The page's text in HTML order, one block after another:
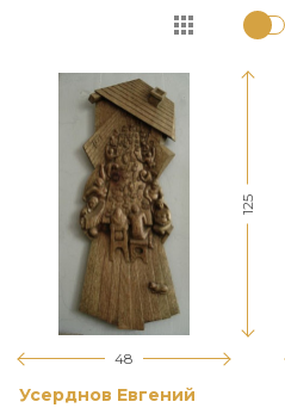
48
125
Усерднов Евгений